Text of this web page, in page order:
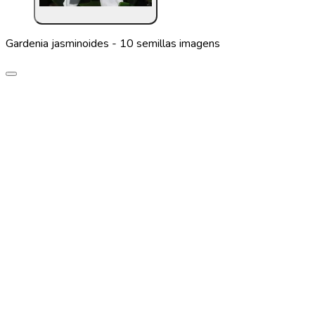
Gardenia jasminoides - 10 semillas imagens